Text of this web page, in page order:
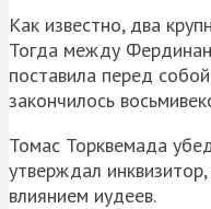
Как известно, два
Тогда между
поставила перед
закончилось
Томас Торквемада
утверждал
влиянием иудеев.